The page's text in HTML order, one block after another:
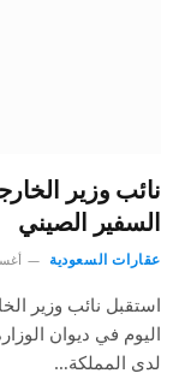
نائب وزير
السفير الصيني
عقارات السعودية
استقبل نائب وزير
اليوم في ديوان
لدى المملكة…